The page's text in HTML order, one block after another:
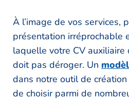
À l’image de vos services,
présentation irréprochable
laquelle votre CV auxiliaire
doit pas déroger. Un
dans notre outil de
de choisir parmi de